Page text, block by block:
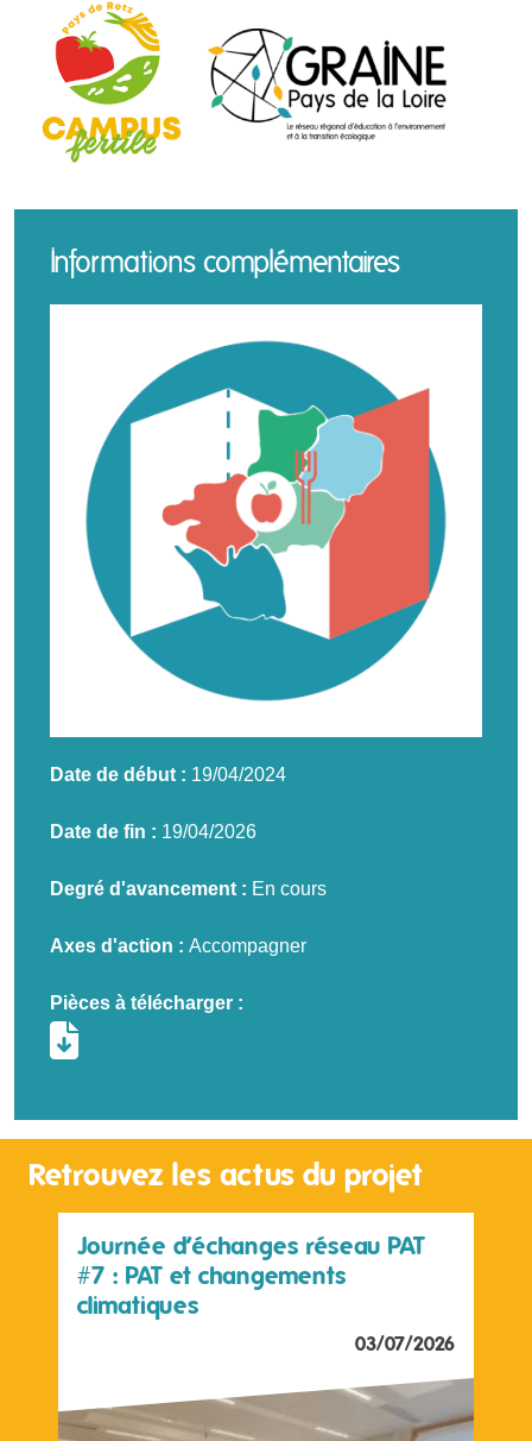
Informations complémentaires
Date de début : 19/04/2024
Date de fin : 19/04/2026
Degré d'avancement : En cours
Axes d'action : Accompagner
Pièces à télécharger :
Retrouvez les actus du projet
Journée d’échanges réseau PAT
#7 : PAT et changements
climatiques
03/07/2026